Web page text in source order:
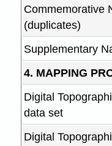
Commemorative
(duplicates)
Supplementary
4. MAPPING
Digital
data set
Digital